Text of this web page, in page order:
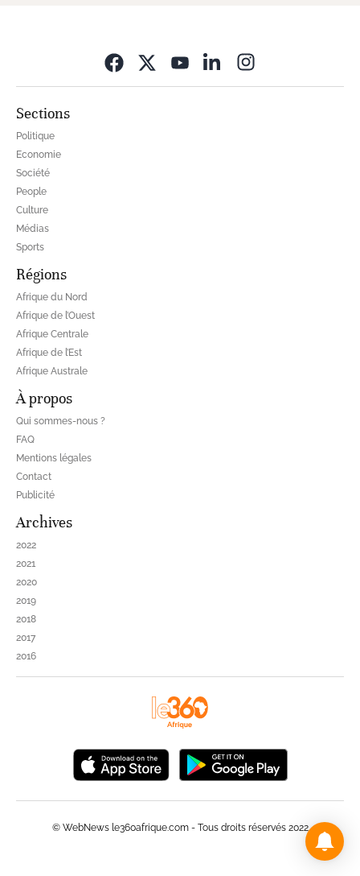
Sections
Politique
Economie
Société
People
Culture
Médias
Sports
Régions
Afrique du Nord
Afrique de l’Ouest
Afrique Centrale
Afrique de l’Est
Afrique Australe
À propos
Qui sommes-nous ?
FAQ
Mentions légales
Contact
Publicité
Archives
2022
2021
2020
2019
2018
2017
2016
© WebNews le360afrique.com - Tous droits réservés 2022